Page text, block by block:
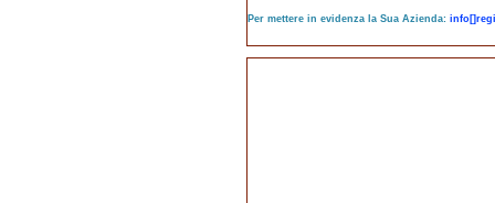
Per mettere in evidenza la Sua Azienda: